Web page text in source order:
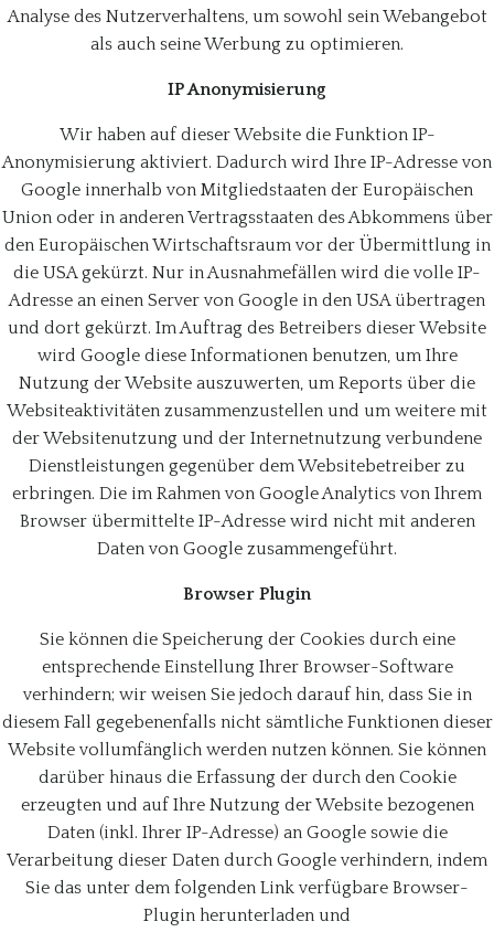
Analyse des Nutzerverhaltens, um sowohl sein Webangebot
als auch seine Werbung zu optimieren.
IP Anonymisierung
Wir haben auf dieser Website die Funktion IP-
Anonymisierung aktiviert. Dadurch wird Ihre IP-Adresse von
Google innerhalb von Mitgliedstaaten der Europäischen
Union oder in anderen Vertragsstaaten des Abkommens über
den Europäischen Wirtschaftsraum vor der Übermittlung in
die USA gekürzt. Nur in Ausnahmefällen wird die volle IP-
Adresse an einen Server von Google in den USA übertragen
und dort gekürzt. Im Auftrag des Betreibers dieser Website
wird Google diese Informationen benutzen, um Ihre
Nutzung der Website auszuwerten, um Reports über die
Websiteaktivitäten zusammenzustellen und um weitere mit
der Websitenutzung und der Internetnutzung verbundene
Dienstleistungen gegenüber dem Websitebetreiber zu
erbringen. Die im Rahmen von Google Analytics von Ihrem
Browser übermittelte IP-Adresse wird nicht mit anderen
Daten von Google zusammengeführt.
Browser Plugin
Sie können die Speicherung der Cookies durch eine
entsprechende Einstellung Ihrer Browser-Software
verhindern; wir weisen Sie jedoch darauf hin, dass Sie in
diesem Fall gegebenenfalls nicht sämtliche Funktionen dieser
Website vollumfänglich werden nutzen können. Sie können
darüber hinaus die Erfassung der durch den Cookie
erzeugten und auf Ihre Nutzung der Website bezogenen
Daten (inkl. Ihrer IP-Adresse) an Google sowie die
Verarbeitung dieser Daten durch Google verhindern, indem
Sie das unter dem folgenden Link verfügbare Browser-
Plugin herunterladen und